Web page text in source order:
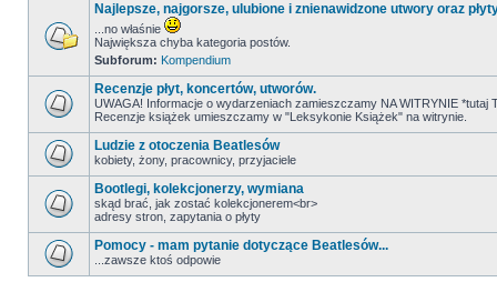
Najlepsze, najgorsze, ulubione i znienawidzone utwory oraz
...no właśnie
Największa chyba kategoria postów.
Subforum: Kompendium
Recenzje płyt, koncertów, utworów.
UWAGA! Informacje o wydarzeniach zamieszczamy NA WITRYNIE *tutaj
Recenzje książek umieszczamy w "Leksykonie Książek" na witrynie.
Ludzie z otoczenia Beatlesów
kobiety, żony, pracownicy, przyjaciele
Bootlegi, kolekcjonerzy, wymiana
skąd brać, jak zostać kolekcjonerem<br>
adresy stron, zapytania o płyty
Pomocy - mam pytanie dotyczące Beatlesów...
...zawsze ktoś odpowie